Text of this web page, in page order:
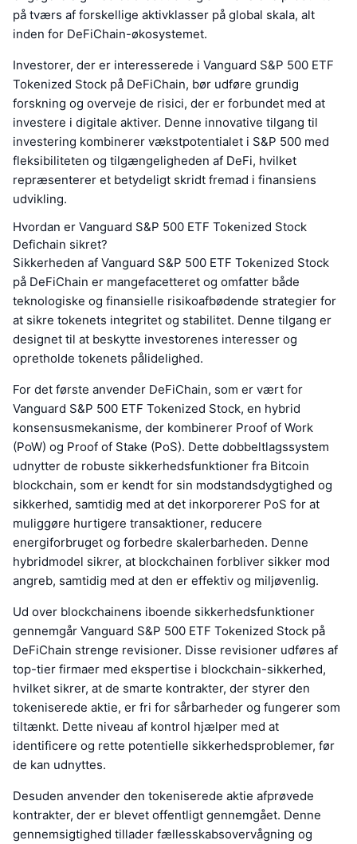
på tværs af forskellige aktivklasser på global skala, alt
inden for DeFiChain-økosystemet.
Investorer, der er interesserede i Vanguard S&P 500 ETF
Tokenized Stock på DeFiChain, bør udføre grundig
forskning og overveje de risici, der er forbundet med at
investere i digitale aktiver. Denne innovative tilgang til
investering kombinerer vækstpotentialet i S&P 500 med
fleksibiliteten og tilgængeligheden af DeFi, hvilket
repræsenterer et betydeligt skridt fremad i finansiens
udvikling.
Hvordan er Vanguard S&P 500 ETF Tokenized Stock
Defichain sikret?
Sikkerheden af Vanguard S&P 500 ETF Tokenized Stock
på DeFiChain er mangefacetteret og omfatter både
teknologiske og finansielle risikoafbødende strategier for
at sikre tokenets integritet og stabilitet. Denne tilgang er
designet til at beskytte investorenes interesser og
opretholde tokenets pålidelighed.
For det første anvender DeFiChain, som er vært for
Vanguard S&P 500 ETF Tokenized Stock, en hybrid
konsensusmekanisme, der kombinerer Proof of Work
(PoW) og Proof of Stake (PoS). Dette dobbeltlagssystem
udnytter de robuste sikkerhedsfunktioner fra Bitcoin
blockchain, som er kendt for sin modstandsdygtighed og
sikkerhed, samtidig med at det inkorporerer PoS for at
muliggøre hurtigere transaktioner, reducere
energiforbruget og forbedre skalerbarheden. Denne
hybridmodel sikrer, at blockchainen forbliver sikker mod
angreb, samtidig med at den er effektiv og miljøvenlig.
Ud over blockchainens iboende sikkerhedsfunktioner
gennemgår Vanguard S&P 500 ETF Tokenized Stock på
DeFiChain strenge revisioner. Disse revisioner udføres af
top-tier firmaer med ekspertise i blockchain-sikkerhed,
hvilket sikrer, at de smarte kontrakter, der styrer den
tokeniserede aktie, er fri for sårbarheder og fungerer som
tiltænkt. Dette niveau af kontrol hjælper med at
identificere og rette potentielle sikkerhedsproblemer, før
de kan udnyttes.
Desuden anvender den tokeniserede aktie afprøvede
kontrakter, der er blevet offentligt gennemgået. Denne
gennemsigtighed tillader fællesskabsovervågning og